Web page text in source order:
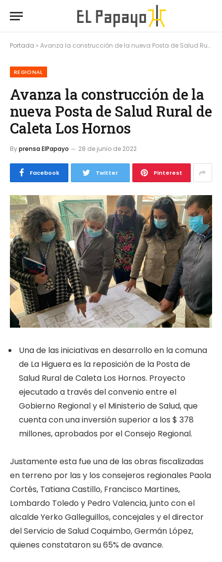
Portada » Avanza la construcción de la nueva Posta de Salud Rural de Caleta Los Hornos
REGIONAL
Avanza la construcción de la
nueva Posta de Salud Rural de
Caleta Los Hornos
Byprensa ElPapayo 28 de junio de 2022
Facebook Twitter Pinterest
Una de las iniciativas en desarrollo en la comuna
de La Higuera es la reposición de la Posta de
Salud Rural de Caleta Los Hornos. Proyecto
ejecutado a través del convenio entre el
Gobierno Regional y el Ministerio de Salud, que
cuenta con una inversión superior a los $ 378
millones, aprobados por el Consejo Regional.
Justamente esta fue una de las obras fiscalizadas
en terreno por las y los consejeros regionales Paola
Cortés, Tatiana Castillo, Francisco Martines,
Lombardo Toledo y Pedro Valencia, junto con el
alcalde Yerko Galleguillos, concejales y el director
del Servicio de Salud Coquimbo, Germán López,
quienes constataron su 65% de avance.